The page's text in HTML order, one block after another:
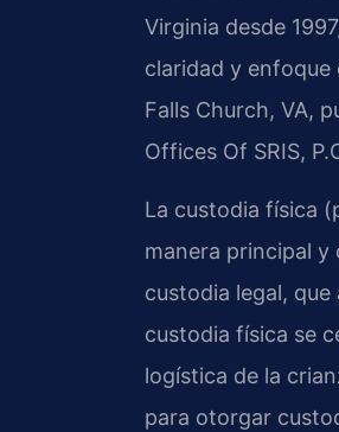
Virginia desde
claridad y enfoque
Falls Church, VA,
Offices Of SRIS,
La custodia física
manera principal y
custodia legal,
custodia física se
logística de la
para otorgar